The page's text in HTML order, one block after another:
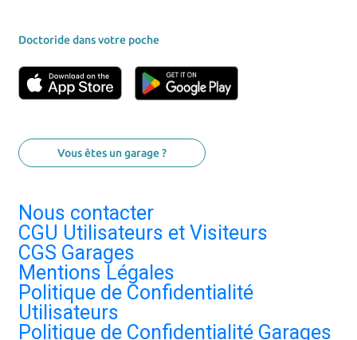
Doctoride dans votre poche
Vous êtes un garage ?
Nous contacter
CGU Utilisateurs et Visiteurs
CGS Garages
Mentions Légales
Politique de Confidentialité
Utilisateurs
Politique de Confidentialité Garages